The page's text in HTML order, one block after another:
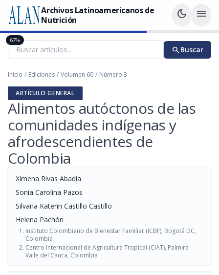
Archivos Latinoamericanos de
Nutrición
dark_mode menu
searchBuscar
Inicio / Ediciones / Volumen 60 / Número 3
ARTÍCULO GENERAL
Alimentos autóctonos de las
comunidades indígenas y
afrodescendientes de
Colombia
Ximena Rivas Abadía
Sonia Carolina Pazos
Silvana Katerin Castillo Castillo
Helena Pachón
Instituto Colombiano de Bienestar Familiar (ICBF), Bogotá DC,
Colombia
Centro Internacional de Agricultura Tropical (CIAT), Palmira-
Valle del Cauca, Colombia
67%